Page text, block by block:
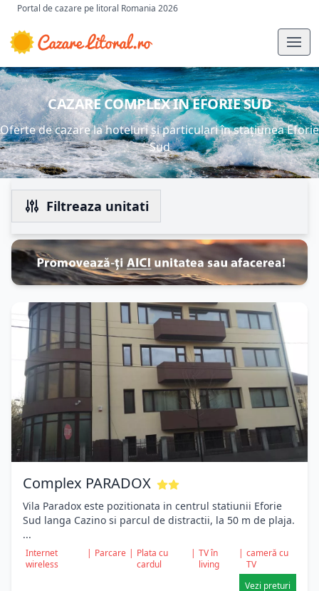
Portal de cazare pe litoral Romania 2026
CAZARE COMPLEX IN EFORIE SUD
Oferte de cazare la hoteluri și particulari în stațiunea Eforie
Sud
Filtreaza unitati
Complex PARADOX
Vila Paradox este pozitionata in centrul statiunii Eforie
Sud langa Cazino si parcul de distractii, la 50 m de plaja.
...
Internet
wireless
| Parcare | Plata cu
cardul
| TV în
living
| cameră cu
TV
Vezi preturi